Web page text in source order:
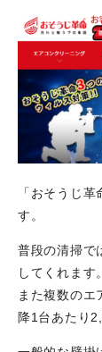
「おそうじ
す。
普段の清掃で
してくれます。
また複数のエ
降1台あたり